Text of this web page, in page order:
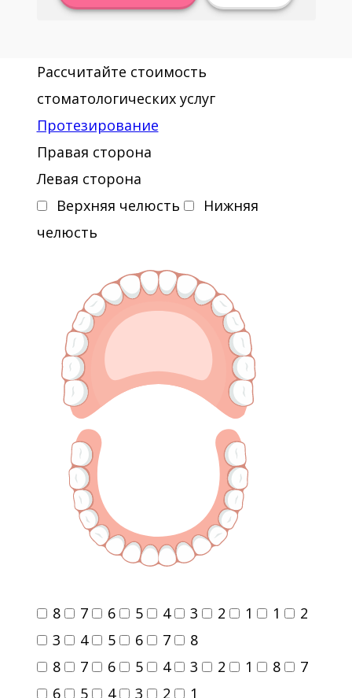
Рассчитайте стоимость
стоматологических услуг
Протезирование
Правая сторона
Левая сторона
Верхняя челюсть
Нижняя
челюсть
8 7 6 5 4 3 2 1 1
2
3
4 5 6 7
8
8
7 6 5 4 3 2 1 8
7
6
5 4 3 2 1